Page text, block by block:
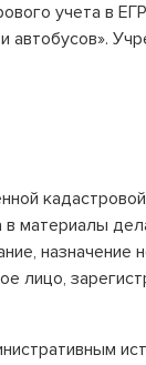
учета в
автобусов».
материалы
назначение
лицо,